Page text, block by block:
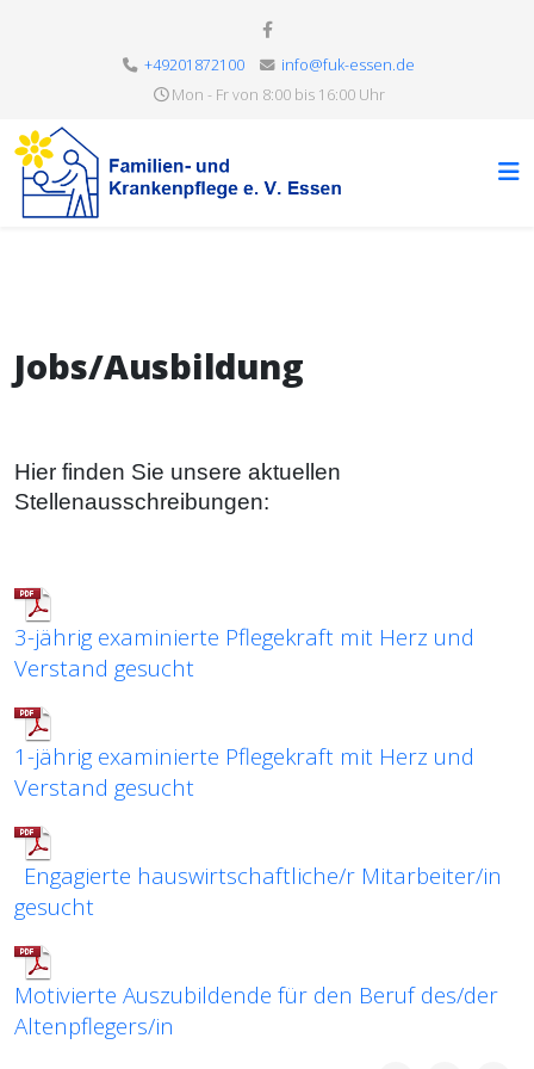
+49201872100
info@fuk-essen.de
Mon - Fr von 8:00 bis 16:00 Uhr
Jobs/Ausbildung
Hier finden Sie unsere aktuellen
Stellenausschreibungen:
3-jährig examinierte Pflegekraft mit Herz und
Verstand gesucht
1-jährig examinierte Pflegekraft mit Herz und
Verstand gesucht
Engagierte hauswirtschaftliche/r Mitarbeiter/in
gesucht
Motivierte Auszubildende für den Beruf des/der
Altenpflegers/in